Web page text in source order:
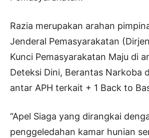
Razia merupakan arahan
Jenderal Pemasyarakatan
Kunci Pemasyarakatan Maju di
Deteksi Dini, Berantas Narkoba
antar APH terkait + 1 Back to
“Apel Siaga yang dirangkai
penggeledahan kamar hunian